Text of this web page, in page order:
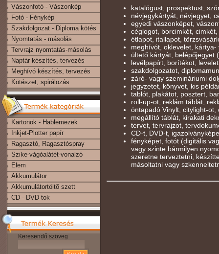
Vászonfotó - Vászonkép
Fotó - Fénykép
Szakdolgozat - Diploma kötés
Nyomtatás - másolás
Tervrajz nyomtatás-másolás
Naptár készítés, tervezés
Meghívó készítés, tervezés
Kötészet, spirálozás
Kartonok - Hablemezek
Inkjet-Plotter papír
Ragasztó, Ragasztóspray
Szike-vágóalátét-vonalzó
Elem
Akkumulátor
Akkumulátortöltõ szett
CD - DVD tok
Keresendő szöveg
katalógust, prospektust,
névjegykártyát, névjegyet,
egyedi vászonképet,
céglogot, borcimkét,
étlapot, itallapot,
meghívót, oklevelet,
ültető kártyát, belépőjegyet
levélpapírt, borítékot,
szakdolgozatot,
záró- vagy szemináriumi
jegyzetet, könyvet, kis
tablót, plakátot, posztert,
roll-up-ot, reklám táblát,
öntapadó Vinylt, citylight-ot,
megállító táblát, kirakati
tervet, tervrajzot,
CD-t, DVD-t,
fényképet, fotót (digitális
vagy szinte bármilyen
szeretne terveztetni,
másoltatni vagy